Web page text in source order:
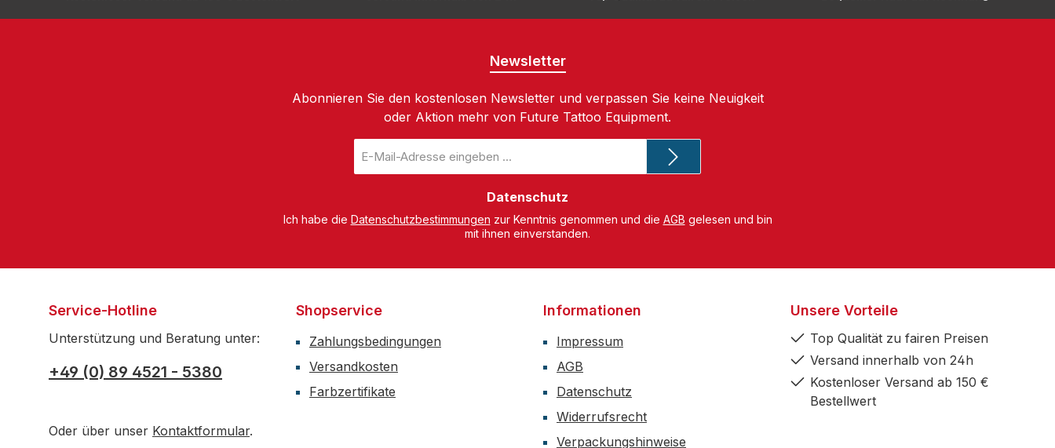
Newsletter
Abonnieren Sie den kostenlosen Newsletter und verpassen Sie keine Neuigkeit
oder Aktion mehr von Future Tattoo Equipment.
Mail-
Adresse
Datenschutz
Ich habe die Datenschutzbestimmungen zur Kenntnis genommen und die AGB gelesen und bin
mit ihnen einverstanden.
Service-Hotline
Unterstützung und Beratung unter:
+49 (0) 89 4521 - 5380
Oder über unser Kontaktformular.
Shopservice
Zahlungsbedingungen
Versandkosten
Farbzertifikate
Informationen
Impressum
AGB
Datenschutz
Widerrufsrecht
Verpackungshinweise
Unsere Vorteile
Top Qualität zu fairen Preisen
Versand innerhalb von 24h
Kostenloser Versand ab 150 €
Bestellwert